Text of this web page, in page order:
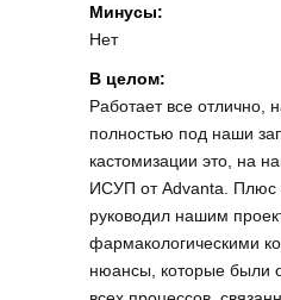
Минусы:
Нет
В целом:
Работает все отлично,
полностью под наши
кастомизации это, на
ИСУП от Аdvanta. Плюс
руководил нашим
фармакологическими
нюансы, которые были